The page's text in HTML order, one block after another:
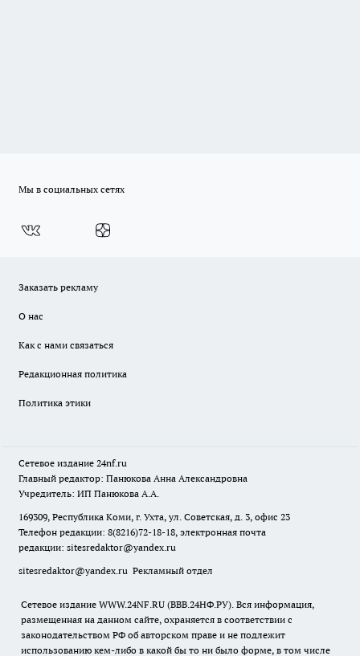
Мы в социальных сетях
Заказать рекламу
О нас
Как с нами связаться
Редакционная политика
Политика этики
Сетевое издание 24nf.ru
Главный редактор: Панюкова Анна Александровна
Учредитель: ИП Панюкова А.А.
169309, Республика Коми, г. Ухта, ул. Советская, д. 3, офис 23
Телефон редакции: 8(8216)72-18-18, электронная почта
редакции: sitesredaktor@yandex.ru
sitesredaktor@yandex.ru Рекламный отдел
Сетевое издание WWW.24NF.RU (ВВВ.24НФ.РУ). Вся информация,
размещенная на данном сайте, охраняется в соответствии с
законодательством РФ об авторском праве и не подлежит
использованию кем-либо в какой бы то ни было форме, в том числе